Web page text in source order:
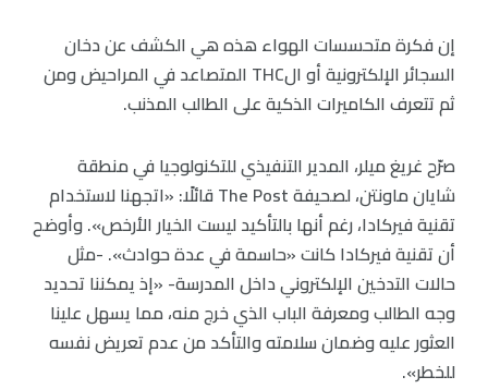
إن فكرة متحسسات الهواء هذه هي الكشف عن دخان
السجائر الإلكترونية أو الTHC المتصاعد في المراحيض ومن
ثم تتعرف الكاميرات الذكية على الطالب المذنب.
صرّح غريغ ميلر، المدير التنفيذي للتكنولوجيا في منطقة
شايان ماونتن، لصحيفة The Post قائلًا: «اتجهنا لاستخدام
تقنية فيركادا، رغم أنها بالتأكيد ليست الخيار الأرخص». وأوضح
أن تقنية فيركادا كانت «حاسمة في عدة حوادث». -مثل
حالات التدخين الإلكتروني داخل المدرسة- «إذ يمكننا تحديد
وجه الطالب ومعرفة الباب الذي خرج منه، مما يسهل علينا
العثور عليه وضمان سلامته والتأكد من عدم تعريض نفسه
للخطر».